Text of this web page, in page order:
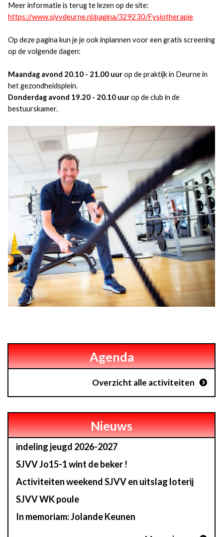
Meer informatie is terug te lezen op de site:
https://www.sjvvdeurne.nl/pagina/329230/Fysiotherapie
Op deze pagina kun je je ook inplannen voor een gratis screening
op de volgende dagen:
Maandag avond 20.10 - 21.00 uurop de praktijk in Deurne in
het gezondheidsplein.
Donderdag avond 19.20 - 20.10 uurop de club in de
bestuurskamer.
Agenda
Overzicht alle activiteiten
Nieuws
indeling jeugd 2026-2027
SJVV Jo15-1 wint de beker !
Activiteiten weekend SJVV en uitslag loterij
SJVV WK poule
In memoriam: Jolande Keunen